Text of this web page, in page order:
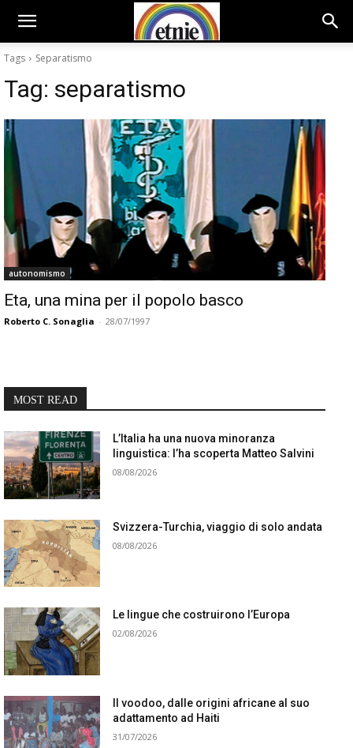
Tags Separatismo
Tag: separatismo
autonomismo
Eta, una mina per il popolo basco
Roberto C. Sonaglia - 28/07/1997
MOST READ
L’Italia ha una nuova minoranza
linguistica: l’ha scoperta Matteo Salvini
08/08/2026
Svizzera-Turchia, viaggio di solo andata
08/08/2026
Le lingue che costruirono l’Europa
02/08/2026
Il voodoo, dalle origini africane al suo
adattamento ad Haiti
31/07/2026